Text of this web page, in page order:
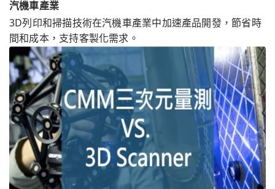
汽機車產業
3D列印和掃描技術在汽機車產業中加速產品開發，節省時
間和成本，支持客製化需求。